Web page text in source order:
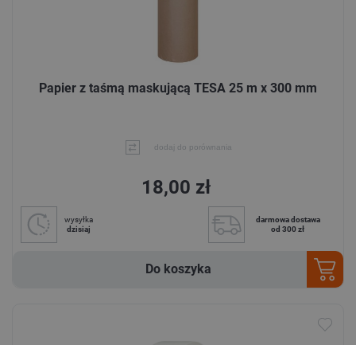
Papier z taśmą maskującą TESA 25 m x 300 mm
dodaj do porównania
18,00 zł
wysyłka
dzisiaj
darmowa dostawa
od 300 zł
Do koszyka